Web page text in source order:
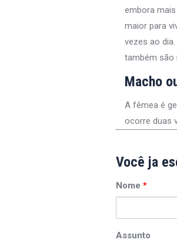
embora
maior para
vezes ao
também são
Macho
A fêmea é
ocorre duas
Você ja
Nome *
Assunto